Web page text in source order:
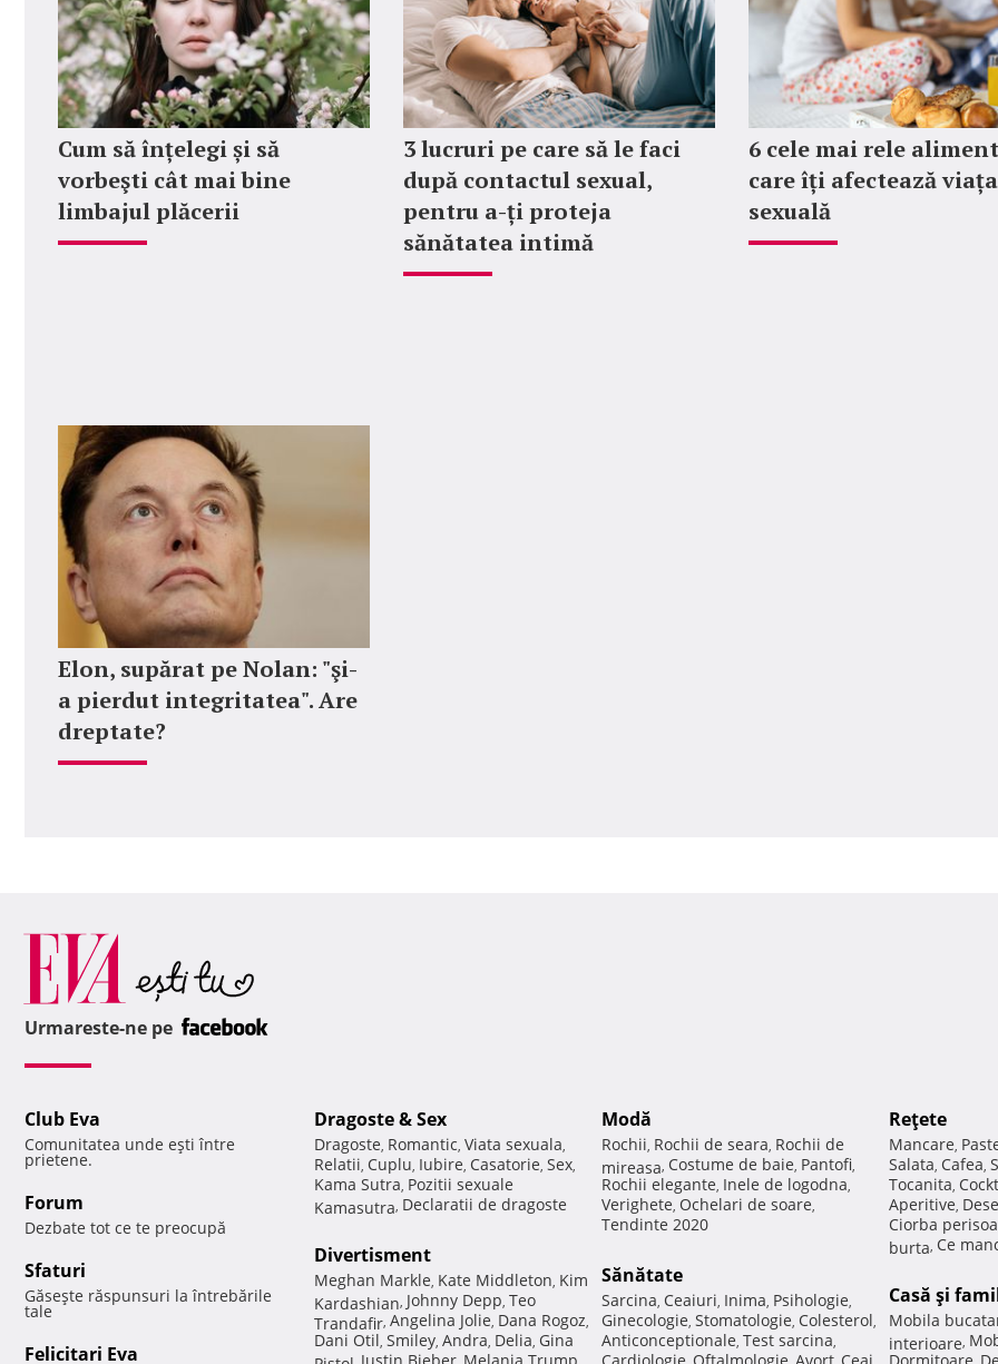
Cum să înțelegi și să
vorbeşti cât mai bine
limbajul plăcerii
3 lucruri pe care să le faci
după contactul sexual,
pentru a-ți proteja
sănătatea intimă
6 cele mai rele
care îți afectează viața
sexuală
Elon, supărat pe Nolan: "şi-
a pierdut integritatea". Are
dreptate?
Urmareste-ne pe
Club Eva
Comunitatea unde eşti între
prietene.
Forum
Dezbate tot ce te preocupă
Sfaturi
Găseşte răspunsuri la întrebările
tale
Felicitari Eva
Dragoste & Sex
Dragoste, Romantic, Viata sexuala,
Relatii, Cuplu, Iubire, Casatorie, Sex,
Kama Sutra, Pozitii sexuale
Kamasutra, Declaratii de dragoste
Divertisment
Meghan Markle, Kate Middleton, Kim
Kardashian, Johnny Depp, Teo
Trandafir, Angelina Jolie, Dana Rogoz,
Dani Otil, Smiley, Andra, Delia, Gina
Modă
Rochii, Rochii de seara, Rochii de
mireasa, Costume de baie, Pantofi,
Rochii elegante, Inele de logodna,
Verighete, Ochelari de soare,
Tendinte 2020
Sănătate
Sarcina, Ceaiuri, Inima, Psihologie,
Ginecologie, Stomatologie, Colesterol,
Anticonceptionale, Test sarcina,
Reţete
Mancare,
Salata, Cafea,
Tocanita,
Aperitive,
Ciorba
burta, Ce
Casă şi
Mobila
interioare,